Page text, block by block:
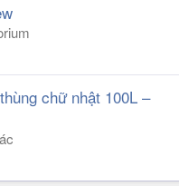
chữ nhật 100L –